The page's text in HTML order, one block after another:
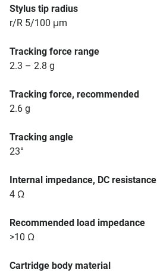
Stylus tip radius
r/R 5/100 μm
Tracking force range
2.3 – 2.8 g
Tracking force, recommended
2.6 g
Tracking angle
23°
Internal impedance, DC resistance
4 Ω
Recommended load impedance
>10 Ω
Cartridge body material